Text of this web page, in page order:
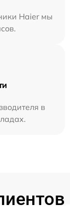
Haier мы
в